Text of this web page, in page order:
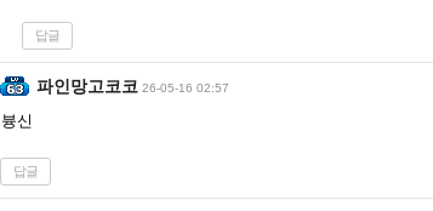
답글
파인망고코코 26-05-16 02:57
븅신
답글